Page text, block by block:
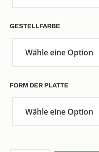
GESTELLFARBE
FORM DER PLATTE